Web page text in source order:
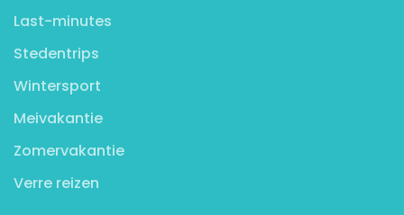
Last-minutes
Stedentrips
Wintersport
Meivakantie
Zomervakantie
Verre reizen